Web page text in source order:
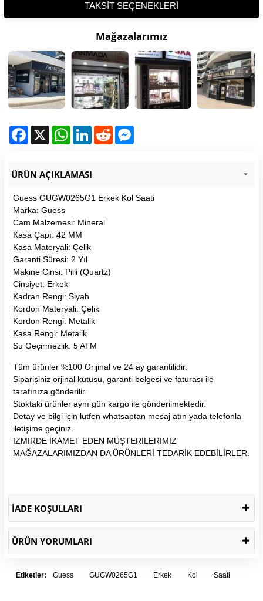
TAKSIT SEÇENEKLERI
Mağazalarımız
Facebook
X WhatsAppLinkedInReddit
ÜRÜN AÇIKLAMASI
Guess GUGW0265G1 Erkek Kol Saati
Marka: Guess
Cam Malzemesi: Mineral
Kasa Çapı: 42 MM
Kasa Materyali: Çelik
Garanti Süresi: 2 Yıl
Makine Cinsi: Pilli (Quartz)
Cinsiyet: Erkek
Kadran Rengi: Siyah
Kordon Materyali: Çelik
Kordon Rengi: Metalik
Kasa Rengi: Metalik
Su Geçirmezlik: 5 ATM
Tüm ürünler %100 Orijinal ve 24 ay garantilidir.
Siparişiniz orjinal kutusu, garanti belgesi ve faturası ile
tarafınıza gönderilir.
Stoktaki ürünler aynı gün kargo ile gönderilmektedir.
Detay ve bilgi için lütfen whatsaptan mesaj atın yada telefonla
iletişime geçiniz.
İZMİRDE İKAMET EDEN MÜŞTERİLERİMİZ
MAĞAZALARIMIZDAN DA ÜRÜNLERİ TEDARİK EDEBİLİRLER.
İADE KOŞULLARI
ÜRÜN YORUMLARI
Etiketler: Guess GUGW0265G1 Erkek Kol Saati